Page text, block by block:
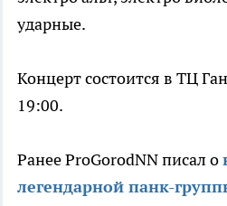
ударные.
Концерт состоится в ТЦ
19:00.
Ранее ProGorodNN писал о
легендарной панк-